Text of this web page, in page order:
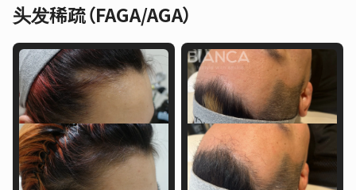
头发稀疏（FAGA/AGA）